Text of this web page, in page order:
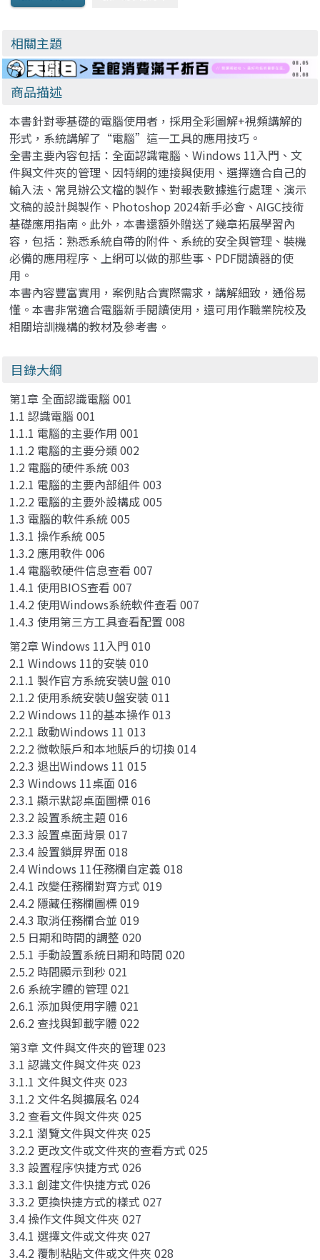
相關主題
商品描述
本書針對零基礎的電腦使用者，採用全彩圖解+視頻講解的
形式，系統講解了“電腦”這一工具的應用技巧。
全書主要內容包括：全面認識電腦、Windows 11入門、文
件與文件夾的管理、因特網的連接與使用、選擇適合自己的
輸入法、常見辦公文檔的製作、對報表數據進行處理、演示
文稿的設計與製作、Photoshop 2024新手必會、AIGC技術
基礎應用指南。此外，本書還額外贈送了幾章拓展學習內
容，包括：熟悉系統自帶的附件、系統的安全與管理、裝機
必備的應用程序、上網可以做的那些事、PDF閱讀器的使
用。
本書內容豐富實用，案例貼合實際需求，講解細致，通俗易
懂。本書非常適合電腦新手閱讀使用，還可用作職業院校及
相關培訓機構的教材及參考書。
目錄大綱
第1章 全面認識電腦 001
1.1 認識電腦 001
1.1.1 電腦的主要作用 001
1.1.2 電腦的主要分類 002
1.2 電腦的硬件系統 003
1.2.1 電腦的主要內部組件 003
1.2.2 電腦的主要外設構成 005
1.3 電腦的軟件系統 005
1.3.1 操作系統 005
1.3.2 應用軟件 006
1.4 電腦軟硬件信息查看 007
1.4.1 使用BIOS查看 007
1.4.2 使用Windows系統軟件查看 007
1.4.3 使用第三方工具查看配置 008
第2章 Windows 11入門 010
2.1 Windows 11的安裝 010
2.1.1 製作官方系統安裝U盤 010
2.1.2 使用系統安裝U盤安裝 011
2.2 Windows 11的基本操作 013
2.2.1 啟動Windows 11 013
2.2.2 微軟賬戶和本地賬戶的切換 014
2.2.3 退出Windows 11 015
2.3 Windows 11桌面 016
2.3.1 顯示默認桌面圖標 016
2.3.2 設置系統主題 016
2.3.3 設置桌面背景 017
2.3.4 設置鎖屏界面 018
2.4 Windows 11任務欄自定義 018
2.4.1 改變任務欄對齊方式 019
2.4.2 隱藏任務欄圖標 019
2.4.3 取消任務欄合並 019
2.5 日期和時間的調整 020
2.5.1 手動設置系統日期和時間 020
2.5.2 時間顯示到秒 021
2.6 系統字體的管理 021
2.6.1 添加與使用字體 021
2.6.2 查找與卸載字體 022
第3章 文件與文件夾的管理 023
3.1 認識文件與文件夾 023
3.1.1 文件與文件夾 023
3.1.2 文件名與擴展名 024
3.2 查看文件與文件夾 025
3.2.1 瀏覽文件與文件夾 025
3.2.2 更改文件或文件夾的查看方式 025
3.3 設置程序快捷方式 026
3.3.1 創建文件快捷方式 026
3.3.2 更換快捷方式的樣式 027
3.4 操作文件與文件夾 027
3.4.1 選擇文件或文件夾 027
3.4.2 覆制粘貼文件或文件夾 028